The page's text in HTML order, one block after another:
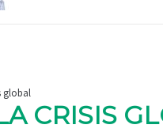
global
CRISIS